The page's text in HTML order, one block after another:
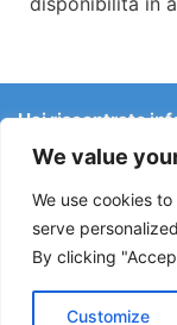
We value
We use cookies
serve
By clicking
Customize
Hai riscontrato
Le segnalazioni
lavori stradali o